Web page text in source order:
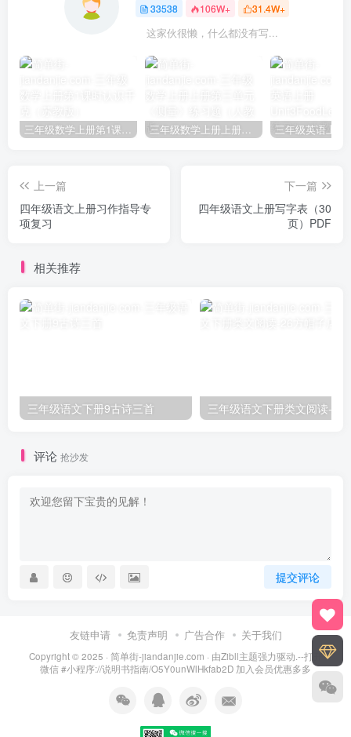
33538 106W+ 31.4W+
这家伙很懒，什么都没有写...
上一篇
四年级语文上册习作指导专
项复习
下一篇
四年级语文上册写字表（30
页）PDF
相关推荐
三年级语文下册9古诗三首
评论 抢沙发
提交评论
友链申请 免责声明 广告合作 关于我们
Copyright © 2025 · 简单街-jiandanjie.com · 由Zibll主题强力驱动.--打开
微信 #小程序://说明书指南/O5Y0unWlHkfab2D 加入会员优惠多多